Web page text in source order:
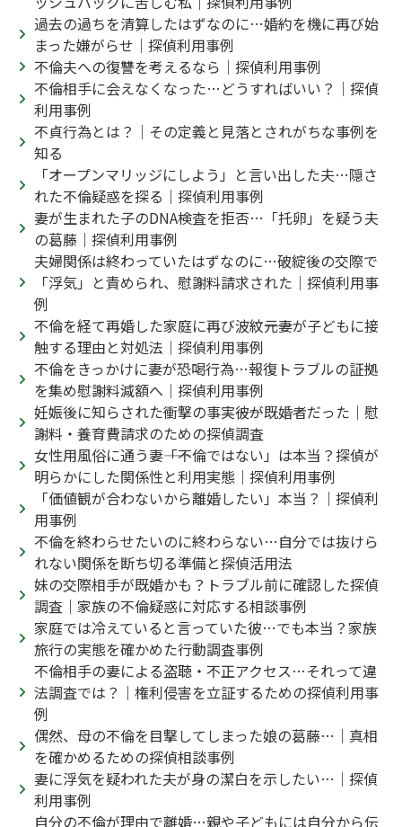
過去の過ちを清算したはずなのに…婚約を機に再び始
まった嫌がらせ｜探偵利用事例
不倫夫への復讐を考えるなら｜探偵利用事例
不倫相手に会えなくなった…どうすればいい？｜探偵
利用事例
不貞行為とは？｜その定義と見落とされがちな事例を
知る
「オープンマリッジにしよう」と言い出した夫…隠さ
れた不倫疑惑を探る｜探偵利用事例
妻が生まれた子のDNA検査を拒否…「托卵」を疑う夫
の葛藤｜探偵利用事例
夫婦関係は終わっていたはずなのに…破綻後の交際で
「浮気」と責められ、慰謝料請求された｜探偵利用事
例
不倫を経て再婚した家庭に再び波紋――元妻が子どもに接
触する理由と対処法｜探偵利用事例
不倫をきっかけに妻が恐喝行為…報復トラブルの証拠
を集め慰謝料減額へ｜探偵利用事例
妊娠後に知らされた衝撃の事実――彼が既婚者だった｜慰
謝料・養育費請求のための探偵調査
女性用風俗に通う妻――「不倫ではない」は本当？探偵が
明らかにした関係性と利用実態｜探偵利用事例
「価値観が合わないから離婚したい」本当？｜探偵利
用事例
不倫を終わらせたいのに終わらない…自分では抜けら
れない関係を断ち切る準備と探偵活用法
妹の交際相手が既婚かも？トラブル前に確認した探偵
調査｜家族の不倫疑惑に対応する相談事例
家庭では冷えていると言っていた彼…でも本当？家族
旅行の実態を確かめた行動調査事例
不倫相手の妻による盗聴・不正アクセス…それって違
法調査では？｜権利侵害を立証するための探偵利用事
例
偶然、母の不倫を目撃してしまった娘の葛藤…｜真相
を確かめるための探偵相談事例
妻に浮気を疑われた夫が身の潔白を示したい…｜探偵
利用事例
自分の不倫が理由で離婚…親や子どもには自分から伝